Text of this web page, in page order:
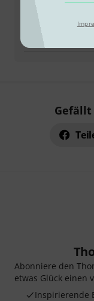
Produkt
Alle
Gefällt
Abonniere den
etwas Glück einen
Inspirierende